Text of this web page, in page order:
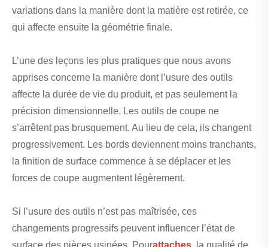
variations dans la manière dont la matière est retirée, ce
qui affecte ensuite la géométrie finale.
L’une des leçons les plus pratiques que nous avons
apprises concerne la manière dont l’usure des outils
affecte la durée de vie du produit, et pas seulement la
précision dimensionnelle. Les outils de coupe ne
s’arrêtent pas brusquement. Au lieu de cela, ils changent
progressivement. Les bords deviennent moins tranchants,
la finition de surface commence à se déplacer et les
forces de coupe augmentent légèrement.
Si l’usure des outils n’est pas maîtrisée, ces
changements progressifs peuvent influencer l’état de